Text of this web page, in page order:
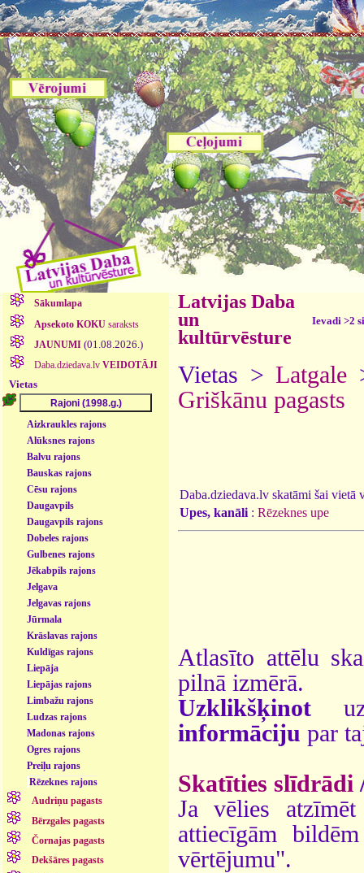
Sākumlapa
Apsekoto KOKUsaraksts
JAUNUMI (01.08.2026.)
Daba.dziedava.lv VEIDOTĀJI
Vietas
Aizkraukles rajons
Alūksnes rajons
Balvu rajons
Bauskas rajons
Cēsu rajons
Daugavpils
Daugavpils rajons
Dobeles rajons
Gulbenes rajons
Jēkabpils rajons
Jelgava
Jelgavas rajons
Jūrmala
Krāslavas rajons
Kuldīgas rajons
Liepāja
Liepājas rajons
Limbažu rajons
Ludzas rajons
Madonas rajons
Ogres rajons
Preiļu rajons
Rēzeknes rajons
Audriņu pagasts
Bērzgales pagasts
Čornajas pagasts
Dekšāres pagasts
Latvijas Daba
un
kultūrvēsture
Ievadi >2
Vietas >Latgale
Griškānu pagasts
Daba.dziedava.lv skatāmi šai vietā
Upes, kanāli : Rēzeknes upe
Atlasīto attēlu
pilnā izmērā.
Uzklikšķinot
informāciju par
Skatīties slīdrādi
Ja vēlies
attiecīgām
vērtējumu".